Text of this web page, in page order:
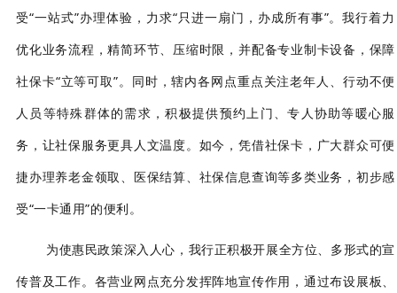
受“一站式”办理体验，力求“只进一扇门，办成所有事”。我行着力
优化业务流程，精简环节、压缩时限，并配备专业制卡设备，保障
社保卡“立等可取”。同时，辖内各网点重点关注老年人、行动不便
人员等特殊群体的需求，积极提供预约上门、专人协助等暖心服
务，让社保服务更具人文温度。如今，凭借社保卡，广大群众可便
捷办理养老金领取、医保结算、社保信息查询等多类业务，初步感
受“一卡通用”的便利。
为使惠民政策深入人心，我行正积极开展全方位、多形式的宣
传普及工作。各营业网点充分发挥阵地宣传作用，通过布设展板、